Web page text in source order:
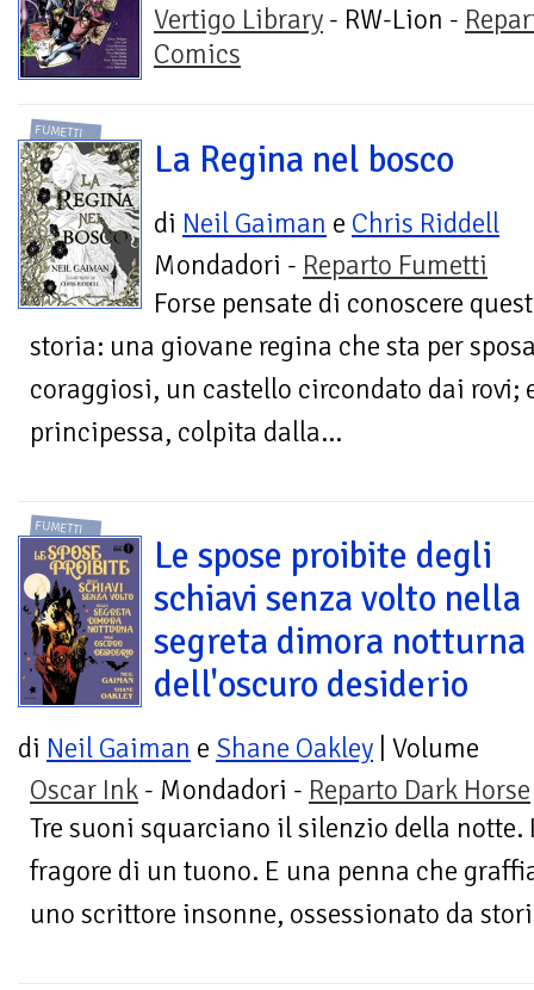
Vertigo Library - RW-Lion -
Comics
FUMETTI
La Regina nel bosco
di Neil Gaiman e Chris Riddell
Mondadori - Reparto Fumetti
Forse pensate di conoscere
storia: una giovane regina che sta per
coraggiosi, un castello circondato dai rovi;
principessa, colpita dalla...
FUMETTI
Le spose proibite degli
schiavi senza volto nella
segreta dimora notturna
dell'oscuro desiderio
di Neil Gaiman e Shane Oakley | Volume
Oscar Ink - Mondadori - Reparto Dark Horse
Tre suoni squarciano il silenzio della
fragore di un tuono. E una penna che
uno scrittore insonne, ossessionato da